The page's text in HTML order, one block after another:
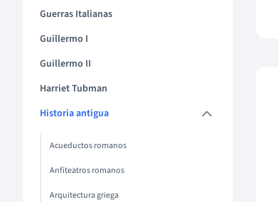
Guerras Italianas
Guillermo I
Guillermo II
Harriet Tubman
Historia antigua
Acueductos romanos
Anfiteatros romanos
Arquitectura griega